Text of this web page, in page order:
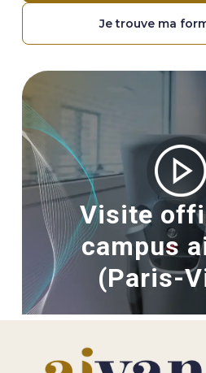
Je trouve ma
Image
Visite
campus
(Paris-